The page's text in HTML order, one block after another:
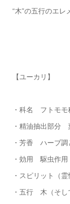
“木”の五行のエ
【ユーカリ】
・科名 フトモモ
・精油抽出部分
・芳香 ハーブ調
・効用 駆虫作
・スピリット
・五行 木（そ